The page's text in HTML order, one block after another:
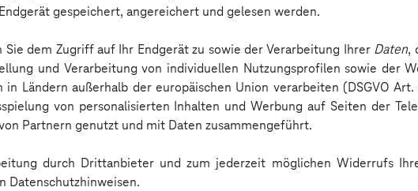
gespeichert, angereichert und gelesen werden.
dem Zugriff auf Ihr Endgerät zu sowie der Verarbeitung Ihrer Daten,
und Verarbeitung von individuellen Nutzungsprofilen sowie der
Ländern außerhalb der europäischen Union verarbeiten (DSGVO
von personalisierten Inhalten und Werbung auf Seiten der
Partnern genutzt und mit Daten zusammengeführt.
durch Drittanbieter und zum jederzeit möglichen Widerrufs
Datenschutzhinweisen.
reifencom GmbH
Business GPT für eine sichere und